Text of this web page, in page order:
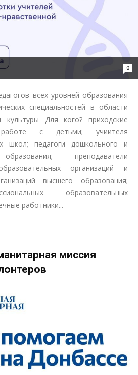
0
всех уровней образования
специальностей в области
культуры Для кого? приходские
с детьми; учиителя
школ; педагоги дошкольного и
преподаватели
организаций и
высшего образования;
образовательных
работники...
миссия